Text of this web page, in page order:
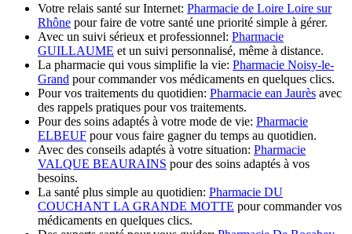
Votre relais santé sur Internet: Pharmacie de Loire Loire sur
Rhône pour faire de votre santé une priorité simple à gérer.
Avec un suivi sérieux et professionnel: Pharmacie
GUILLAUME et un suivi personnalisé, même à distance.
La pharmacie qui vous simplifie la vie: Pharmacie Noisy-le-
Grand pour commander vos médicaments en quelques clics.
Pour vos traitements du quotidien: Pharmacie ean Jaurès avec
des rappels pratiques pour vos traitements.
Pour des soins adaptés à votre mode de vie: Pharmacie
ELBEUF pour vous faire gagner du temps au quotidien.
Avec des conseils adaptés à votre situation: Pharmacie
VALQUE BEAURAINS pour des soins adaptés à vos
besoins.
La santé plus simple au quotidien: Pharmacie DU
COUCHANT LA GRANDE MOTTE pour commander vos
médicaments en quelques clics.